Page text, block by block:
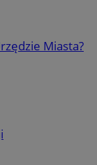
Miasta?